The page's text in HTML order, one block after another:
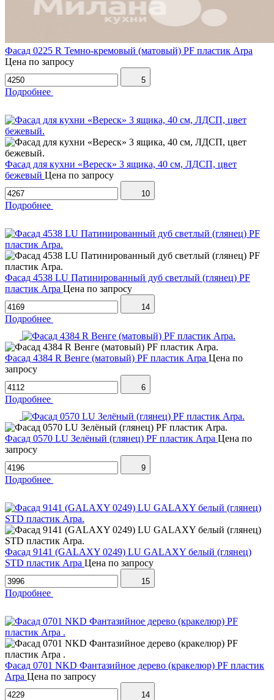
Фасад 0225 R Темно-кремовый (матовый) PF пластик Arpa
Цена по запросу
5
Подробнее
Фасад для кухни «Вереск» 3 ящика, 40 см, ЛДСП, цвет
бежевый Цена по запросу
10
Подробнее
Фасад 4538 LU Патинированный дуб светлый (глянец) PF
пластик Arpa Цена по запросу
14
Подробнее
Фасад 4384 R Венге (матовый) PF пластик Arpa Цена по
запросу
6
Подробнее
Фасад 0570 LU Зелёный (глянец) PF пластик Arpa Цена по
запросу
9
Подробнее
Фасад 9141 (GALAXY 0249) LU GALAXY белый (глянец)
STD пластик Arpa Цена по запросу
15
Подробнее
Фасад 0701 NKD Фантазийное дерево (кракелюр) PF пластик
Arpa Цена по запросу
14